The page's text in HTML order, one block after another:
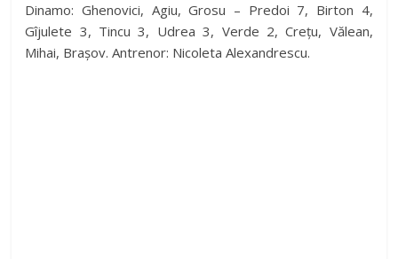
Dinamo: Ghenovici, Agiu, Grosu – Predoi 7, Birton 4,
Gîjulete 3, Tincu 3, Udrea 3, Verde 2, Crețu, Vălean,
Mihai, Brașov. Antrenor: Nicoleta Alexandrescu.